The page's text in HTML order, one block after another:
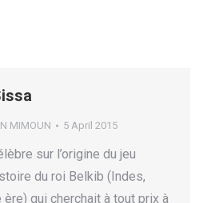
MIMOUN 5 April 2015
sur l’origine du jeu
du roi Belkib (Indes,
qui cherchait à tout prix à